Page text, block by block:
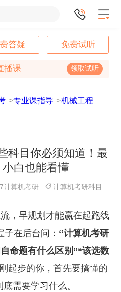
答疑 免费试听
播课 领取试听
>专业课指导 >机械工程
科目你必须知道！最
白也能看懂
计算机考研 计算机考研科目
，早规划才能赢在起跑线
在后台问： “计算机考研
命题有什么区别”“该选数
起步的你，首先要搞懂的
需要学习什么。